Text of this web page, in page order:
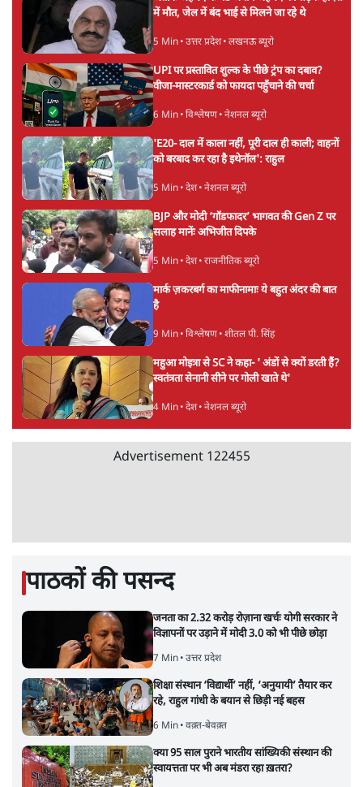
में मौत, जेल में बंद भाई से मिलने जा रहे थे
5 Min• उत्तर प्रदेश• लखनऊ ब्यूरो
UPI पर प्रस्तावित शुल्क के पीछे ट्रंप का दबाव?
वीजा-मास्टरकार्ड को फायदा पहुँचाने की चर्चा
6 Min• विश्लेषण• नेशनल ब्यूरो
'E20- दाल में काला नहीं, पूरी दाल ही काली; वाहनों
को बरबाद कर रहा है इथेनॉल': राहुल
5 Min• देश• नेशनल ब्यूरो
BJP और मोदी ‘गॉडफादर’ भागवत की Gen Z पर
सलाह मानेंः अभिजीत दिपके
5 Min• देश• राजनीतिक ब्यूरो
मार्क ज़करबर्ग का माफीनामाः ये बहुत अंदर की बात
है
9 Min• विश्लेषण• शीतल पी. सिंह
महुआ मोइत्रा से SC ने कहा- ' अंडों से क्यों डरती हैं?
स्वतंत्रता सेनानी सीने पर गोली खाते थे'
4 Min• देश• नेशनल ब्यूरो
Advertisement 122455
पाठकों की पसन्द
जनता का 2.32 करोड़ रोज़ाना खर्चः योगी सरकार ने
विज्ञापनों पर उड़ाने में मोदी 3.0 को भी पीछे छोड़ा
7 Min• उत्तर प्रदेश
शिक्षा संस्थान ‘विद्यार्थी’ नहीं, ‘अनुयायी’ तैयार कर
रहे, राहुल गांधी के बयान से छिड़ी नई बहस
6 Min• वक़्त-बेवक़्त
क्या 95 साल पुराने भारतीय सांख्यिकी संस्थान की
स्वायत्तता पर भी अब मंडरा रहा ख़तरा?